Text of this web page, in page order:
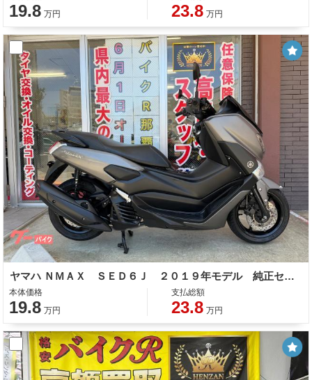
19.8 万円 23.8 万円
ヤマハ ＮＭＡＸ ＳＥＤ６Ｊ ２０１９年モデル 純正セキュリティー ＡＢＳ サイドスタンド センタースタンド スペアキー
本体価格
19.8 万円
支払総額
23.8 万円